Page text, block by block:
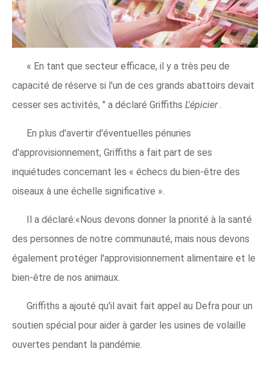
« En tant que secteur efficace, il y a très peu de
capacité de réserve si l'un de ces grands abattoirs devait
cesser ses activités, " a déclaré Griffiths L'épicier
En plus d'avertir d'éventuelles pénuries
d'approvisionnement, Griffiths a fait part de ses
inquiétudes concernant les « échecs du bien-être des
oiseaux à une échelle significative ».
Il a déclaré:«Nous devons donner la priorité à la santé
des personnes de notre communauté, mais nous devons
également protéger l'approvisionnement alimentaire et le
bien-être de nos animaux.
Griffiths a ajouté qu'il avait fait appel au Defra pour un
soutien spécial pour aider à garder les usines de volaille
ouvertes pendant la pandémie.